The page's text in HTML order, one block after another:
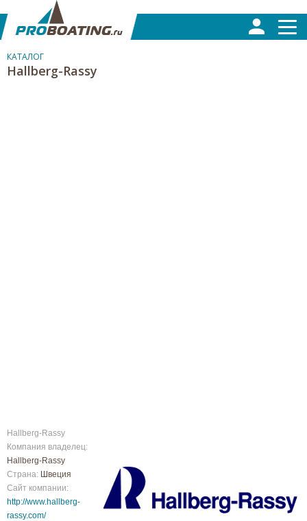
КАТАЛОГ
Hallberg-Rassy
Hallberg-Rassy
Компания владелец:
Hallberg-Rassy
Страна: Швеция
Сайт компании:
http://www.hallberg-
rassy.com/